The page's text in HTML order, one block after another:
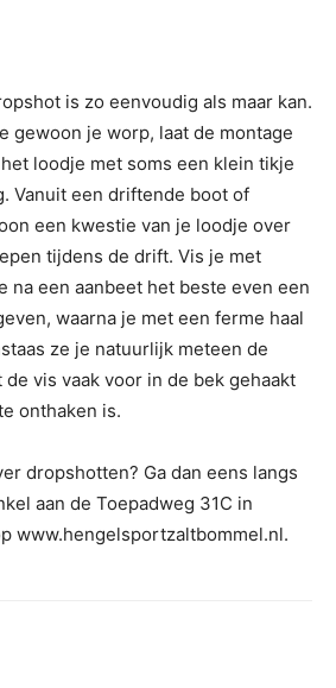
is zo eenvoudig als maar kan.
gewoon je worp, laat de montage
loodje met soms een klein tikje
Vanuit een driftende boot of
een kwestie van je loodje over
tijdens de drift. Vis je met
na een aanbeet het beste even een
waarna je met een ferme haal
ze je natuurlijk meteen de
de vis vaak voor in de bek gehaakt
onthaken is.
dropshotten? Ga dan eens langs
aan de Toepadweg 31C in
www.hengelsportzaltbommel.nl.